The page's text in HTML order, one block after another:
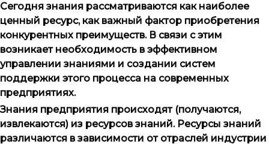
Сегодня знания рассматриваются как наиболее
ценный ресурс, как важный фактор приобретения
конкурентных преимуществ. В связи с этим
возникает необходимость в эффективном
управлении знаниями и создании систем
поддержки этого процесса на современных
предприятиях.
Знания предприятия происходят (получаются,
извлекаются) из ресурсов знаний. Ресурсы знаний
различаются в зависимости от отраслей индустрии